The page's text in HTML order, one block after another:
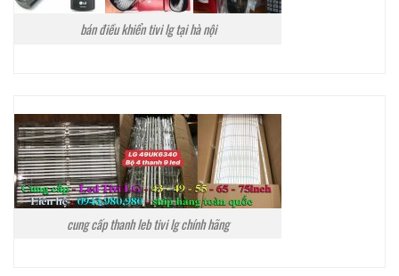
bán điều khiển tivi lg tại hà nội
cung cấp thanh leb tivi lg chính hãng